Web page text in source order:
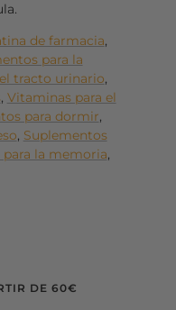
de farmacia,
para la
tracto urinario,
, Vitaminas para el
para dormir,
, Suplementos
la memoria,
DE 60€